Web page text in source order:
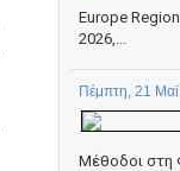
Europe
2026,...
Πέμπτη, 21
Μέθοδοι στη